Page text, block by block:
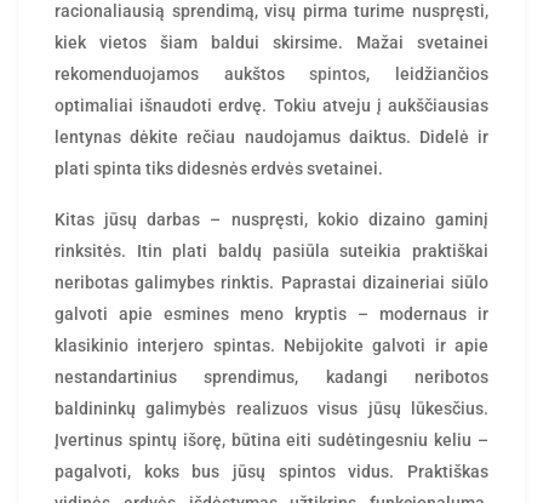
racionaliausią sprendimą, visų pirma turime nuspręsti,
kiek vietos šiam baldui skirsime. Mažai svetainei
rekomenduojamos aukštosspintos, leidžiančios
optimaliai išnaudoti erdvę. Tokiu atveju į aukščiausias
lentynas dėkite rečiau naudojamus daiktus. Didelė ir
plati spinta tiks didesnės erdvės svetainei.
Kitas jūsų darbas – nuspręsti, kokio dizaino gaminį
rinksitės. Itin plati baldų pasiūla suteikia praktiškai
neribotas galimybes rinktis. Paprastai dizaineriai siūlo
galvoti apie esmines meno kryptis – modernaus ir
klasikinio interjero spintas. Nebijokite galvoti ir apie
nestandartinius sprendimus, kadangi neribotos
baldininkų galimybės realizuos visus jūsų lūkesčius.
Įvertinus spintų išorę, būtina eiti sudėtingesniu keliu –
pagalvoti, koks bus jūsų spintos vidus. Praktiškas